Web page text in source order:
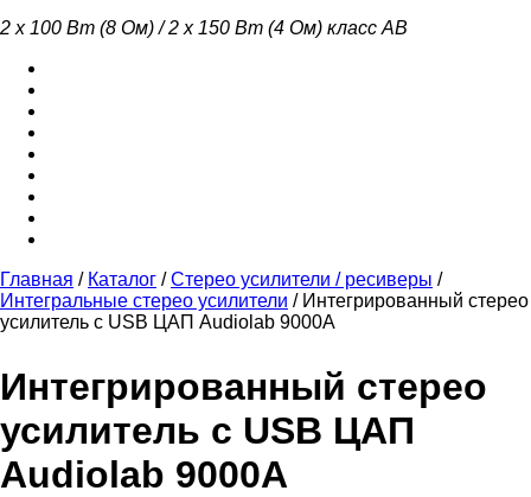
2 x 100 Вт (8 Ом) / 2 x 150 Вт (4 Ом) класс AB
Главная / Каталог /Стерео усилители / ресиверы /
Интегральные стерео усилители / Интегрированный стерео
усилитель с USB ЦАП Audiolab 9000A
Интегрированный стерео
усилитель с USB ЦАП
Audiolab 9000A